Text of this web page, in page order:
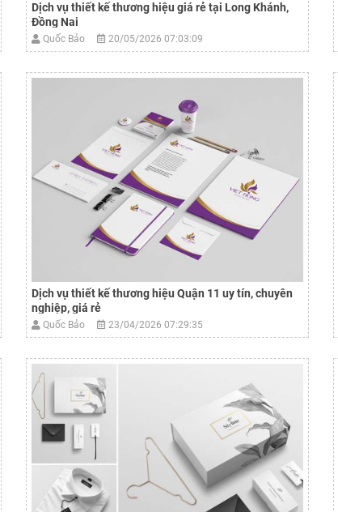
Dịch vụ thiết kế thương hiệu giá rẻ tại Long Khánh,
Đồng Nai
Quốc Bảo 20/05/2026 07:03:09
Dịch vụ thiết kế thương hiệu Quận 11 uy tín, chuyên
nghiệp, giá rẻ
Quốc Bảo 23/04/2026 07:29:35